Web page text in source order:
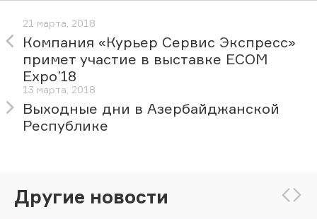
21 марта, 2018
Компания «Курьер Сервис Экспресс»
примет участие в выставке ECOM
Expo’18
13 марта, 2018
Выходные дни в Азербайджанской
Республике
Другие новости